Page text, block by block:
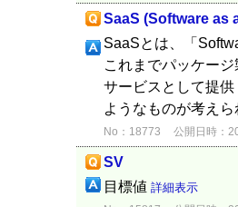
SaaS (Software as
SaaSとは、「
これまでパッケー
サービスとして提
ようなものが考え
No：18773 公開日時：
SV
目標値 詳細表示